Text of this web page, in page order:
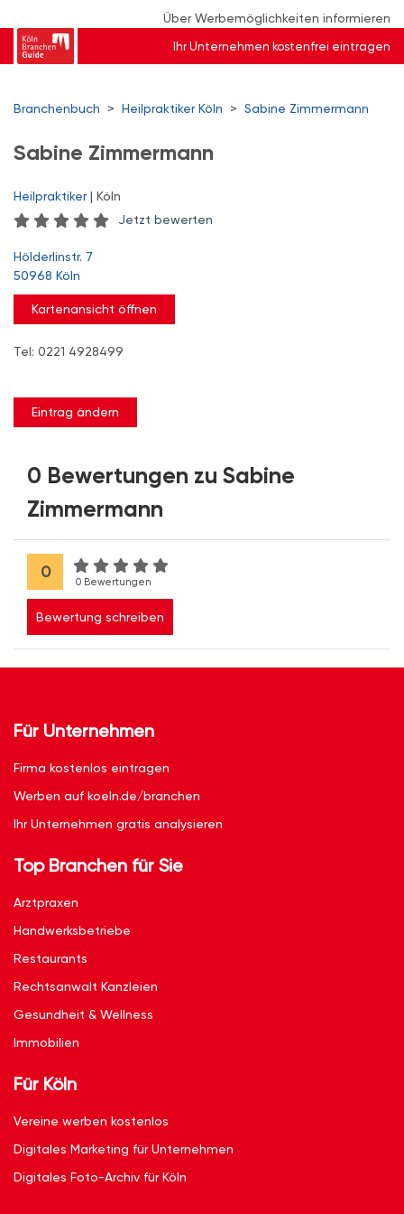
Über Werbemöglichkeiten informieren
Ihr Unternehmen kostenfrei eintragen
Branchenbuch > Heilpraktiker Köln > Sabine Zimmermann
Sabine Zimmermann
Heilpraktiker| Köln
Jetzt bewerten
Hölderlinstr. 7
50968 Köln
Kartenansicht öffnen
Tel: 0221 4928499
Eintrag ändern
0 Bewertungen zu Sabine
Zimmermann
0
0 Bewertungen
Bewertung schreiben
Für Unternehmen
Firma kostenlos eintragen
Werben auf koeln.de/branchen
Ihr Unternehmen gratis analysieren
Top Branchen für Sie
Arztpraxen
Handwerksbetriebe
Restaurants
Rechtsanwalt Kanzleien
Gesundheit & Wellness
Immobilien
Für Köln
Vereine werben kostenlos
Digitales Marketing für Unternehmen
Digitales Foto-Archiv für Köln